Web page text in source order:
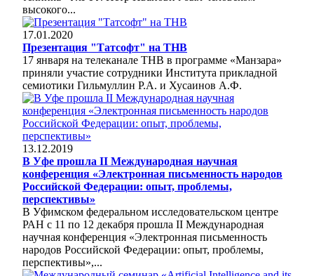
высокого...
17.01.2020
Презентация "Татсофт" на ТНВ
17 января на телеканале ТНВ в программе «Манзара»
приняли участие сотрудники Института прикладной
семиотики Гильмуллин Р.А. и Хусаинов А.Ф.
13.12.2019
В Уфе прошла II Международная научная
конференция «Электронная письменность народов
Российской Федерации: опыт, проблемы,
перспективы»
В Уфимском федеральном исследовательском центре
РАН с 11 по 12 декабря прошла II Международная
научная конференция «Электронная письменность
народов Российской Федерации: опыт, проблемы,
перспективы»,...